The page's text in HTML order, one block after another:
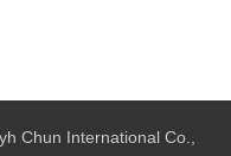
Chun International Co.,